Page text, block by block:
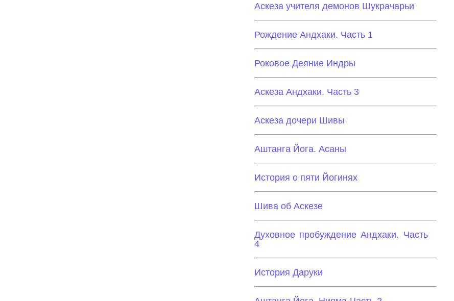
Аскеза учителя демонов Шукрачарьи
Рождение Андхаки. Часть 1
Роковое Деяние Индры
Аскеза Андхаки. Часть 3
Аскеза дочери Шивы
Аштанга Йога. Асаны
История о пяти Йогинях
Шива об Аскезе
Духовное пробуждение Андхаки. Часть
4
История Даруки